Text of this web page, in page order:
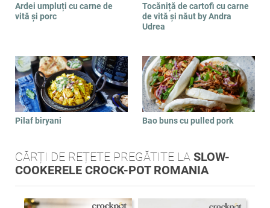
Ardei umpluți cu carne de
vită și porc
Tocăniță de cartofi cu carne
de vită și năut by Andra
Udrea
Pilaf biryani Bao buns cu pulled pork
CĂRȚI DE REȚETE PREGĂTITE LASLOW-
COOKERELE CROCK-POT ROMANIA